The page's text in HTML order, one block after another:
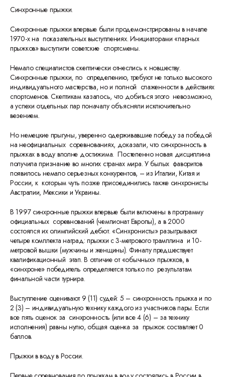
Синхронные прыжки.
Синхронные прыжки впервые были продемонстрированы в начале
1970-х на показательных выступлениях. Инициаторами «парных
прыжков» выступили советские спортсмены.
Немало специалистов скептически отнеслись к новшеству.
Синхронные прыжки, по определению, требуют не только высокого
индивидуального мастерства, но и полной слаженности в действиях
спортсменов. Скептикам казалось, что добиться этого невозможно,
а успехи отдельных пар поначалу объясняли исключительно
везением.
Но немецкие прыгуны, уверенно одерживавшие победу за победой
на неофициальных соревнованиях, доказали, что синхронность в
прыжках в воду вполне достижима. Постепенно новая дисциплина
получила признание во многих странах мира. У былых фаворитов
появилось немало серьезных конкурентов, – из Италии, Китая и
России, к которым чуть позже присоединились также синхронисты
Австралии, Мексики и Украины.
В 1997 синхронные прыжки впервые были включены в программу
официальных соревнований (чемпионат Европы), а в 2000
состоялся их олимпийский дебют. «Синхронисты» разыгрывают
четыре комплекта наград: прыжки с 3-метрового трамплина и 10-
метровой вышки (мужчины и женщины). Финалу предшествует
квалификационный этап. В отличие от «обычных» прыжков, в
«синхроне» победитель определяется только по результатам
финальной части турнира.
Выступление оценивают 9 (11) судей: 5 – синхронность прыжка и по
2 (3) – индивидуальную технику каждого из участников пары. Если
все пять оценок за синхронность (или все 4 (6) – за технику
исполнения) равны нулю, общая оценка за прыжок составляет 0
баллов.
Прыжки в воду в России.